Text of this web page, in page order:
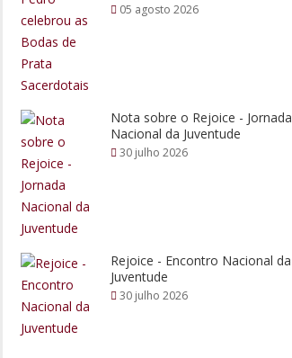
05 agosto 2026
Nota sobre o Rejoice - Jornada
Nacional da Juventude
30 julho 2026
Rejoice - Encontro Nacional da
Juventude
30 julho 2026